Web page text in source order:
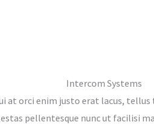
Intercom Systems
at orci enim justo erat lacus,
pellentesque nunc ut facilisi